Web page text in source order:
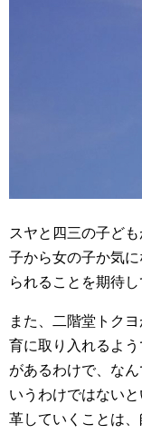
スヤと四三の子ど
子から女の子か気
られることを期待し
また、二階堂トク
育に取り入れるよ
があるわけで、な
いうわけではない
革していくことは